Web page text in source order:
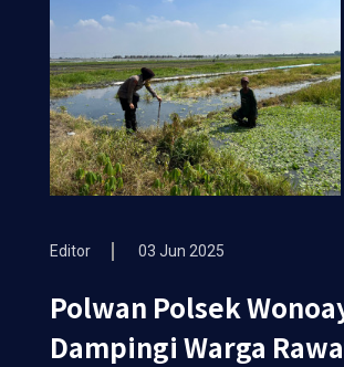
Editor 03 Jun 2025
Polwan Polsek
Dampingi Warga